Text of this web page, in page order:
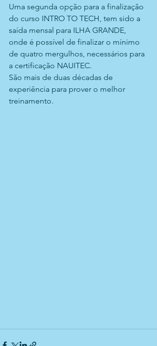
Uma segunda opção para a finalização
do curso INTRO TO TECH, tem sido a
saída mensal para ILHA GRANDE,
onde é possível de finalizar o mínimo
de quatro mergulhos, necessários para
a certificação NAUITEC.
São mais de duas décadas de
experiência para prover o melhor
treinamento.